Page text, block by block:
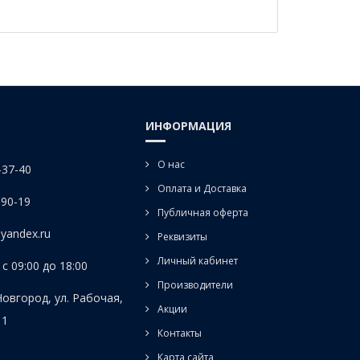
40
19
09:00 до 18:00
ул. Рабочая,
ИНФОРМАЦИЯ
О нас
Оплата и Доставка
Публичная оферта
Реквизиты
Личный кабинет
Производители
Акции
Контакты
Карта сайта